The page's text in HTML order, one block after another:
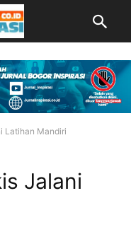
Latihan Mandiri
Jalani